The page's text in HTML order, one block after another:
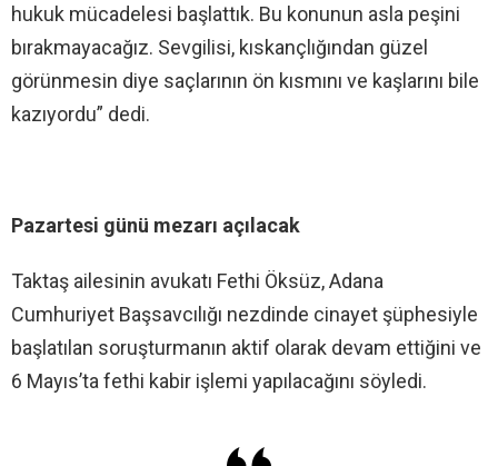
hukuk mücadelesi başlattık. Bu konunun asla peşini
bırakmayacağız. Sevgilisi, kıskançlığından güzel
görünmesin diye saçlarının ön kısmını ve kaşlarını bile
kazıyordu” dedi.
Pazartesi günü mezarı açılacak
Taktaş ailesinin avukatı Fethi Öksüz, Adana
Cumhuriyet Başsavcılığı nezdinde cinayet şüphesiyle
başlatılan soruşturmanın aktif olarak devam ettiğini ve
6 Mayıs’ta fethi kabir işlemi yapılacağını söyledi.